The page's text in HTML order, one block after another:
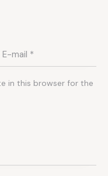
in this browser for the